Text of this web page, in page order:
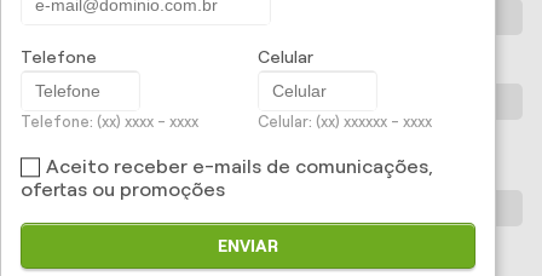
Telefone
Formato: (xx) xxxx - xxxx
Celular
Telefone
Telefone: (xx) xxxx - xxxx
Celular
Celular: (xx) xxxxxx - xxxx
Aceito receber e-mails de comunicações,
ofertas ou promoções
ENVIAR